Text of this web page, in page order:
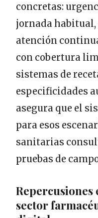
concretas:
jornada habitual,
atención
con cobertura
sistemas de
especificidades
asegura que el
para esos
sanitarias
pruebas de
Repercusiones
sector